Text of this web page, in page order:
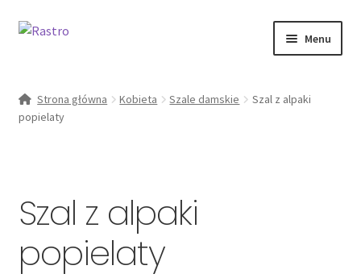
Przejdź
Przejdź
Menu
Od ręki
O marce
Moje konto
Strona główna Kobieta Szale damskie
Szal z alpaki
popielaty
Szal z alpaki
popielaty